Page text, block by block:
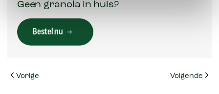
Geen granola in huis?
Bestel nu
Vorige Volgende